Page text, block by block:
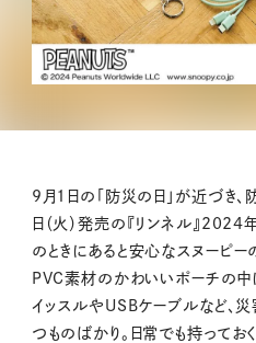
9月1日の「防災の日」が近づき
日（火）発売の『リンネル』
のときにあると安心なスヌーピー
PVC素材のかわいいポーチの中
イッスルやUSBケーブルなど、
つものばかり。日常でも持ってお